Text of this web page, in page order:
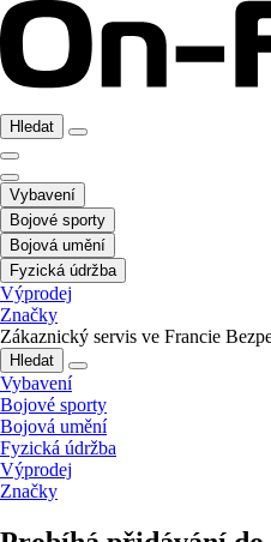
Hledat
Vybavení
Bojové sporty
Bojová umění
Fyzická údržba
Výprodej
Značky
Zákaznický servis ve Francie
Hledat
Vybavení
Bojové sporty
Bojová umění
Fyzická údržba
Výprodej
Značky